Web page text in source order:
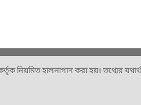
নিয়মিত হালনাগাদ করা হয়। তথ্যের